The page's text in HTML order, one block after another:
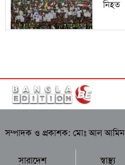
নিহত
সম্পাদক ও প্রকাশক: মোঃ আল আমিন
সারাদেশ স্বাস্থ্য